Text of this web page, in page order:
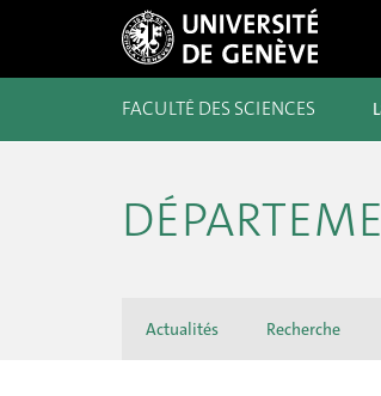
FACULTÉ DES SCIENCES
Actualités Recherche